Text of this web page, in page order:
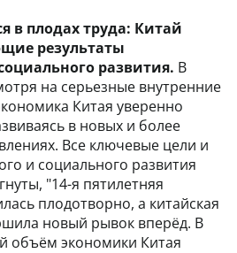
в плодах труда: Китай
результаты
развития. В
на серьезные внутренние
Китая уверенно
в новых и более
Все ключевые цели и
и социального развития
"14-я пятилетняя
плодотворно, а китайская
новый рывок вперёд. В
объём экономики Китая